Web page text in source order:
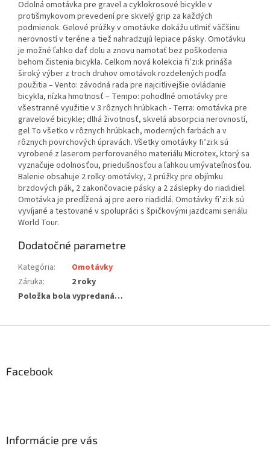
Odolná omotávka pre gravel a cyklokrosové bicykle v
protišmykovom prevedení pre skvelý grip za každých
podmienok. Gelové prúžky v omotávke dokážu utlmiť väčšinu
nerovností v teréne a tiež nahradzujú lepiace pásky. Omotávku
je možné ľahko dať dolu a znovu namotať bez poškodenia
behom čistenia bicykla. Celkom nová kolekcia fi’zi:k prináša
široký výber z troch druhov omotávok rozdelených podľa
použitia – Vento: závodná rada pre najcitlivejšie ovládanie
bicykla, nízka hmotnosť – Tempo: pohodlné omotávky pre
všestranné využitie v 3 rôznych hrúbkach - Terra: omotávka pre
gravelové bicykle; dlhá životnosť, skvelá absorpcia nerovností,
gel To všetko v rôznych hrúbkach, moderných farbách a v
rôznych povrchových úpravách. Všetky omotávky fi’zi:k sú
vyrobené z laserom perforovaného materiálu Microtex, ktorý sa
vyznačuje odolnosťou, priedušnosťou a ľahkou umývateľnosťou.
Balenie obsahuje 2 rolky omotávky, 2 prúžky pre objímku
brzdových pák, 2 zakončovacie pásky a 2 záslepky do riadidiel.
Omotávka je predĺžená aj pre aero riadidlá. Omotávky fi’zi:k sú
vyvíjané a testované v spolupráci s špičkovými jazdcami seriálu
World Tour.
Dodatočné parametre
Kategória:
Omotávky
Záruka:
2 roky
Položka bola vypredaná…
Facebook
Informácie pre vás